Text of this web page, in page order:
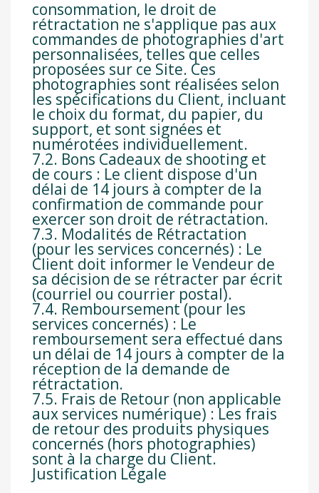
consommation, le droit de
rétractation ne s'applique pas aux
commandes de photographies d'art
personnalisées, telles que celles
proposées sur ce Site. Ces
photographies sont réalisées selon
les spécifications du Client, incluant
le choix du format, du papier, du
support, et sont signées et
numérotées individuellement.
7.2. Bons Cadeaux de shooting et
de cours : Le client dispose d'un
délai de 14 jours à compter de la
confirmation de commande pour
exercer son droit de rétractation.
7.3. Modalités de Rétractation
(pour les services concernés) : Le
Client doit informer le Vendeur de
sa décision de se rétracter par écrit
(courriel ou courrier postal).
7.4. Remboursement (pour les
services concernés) : Le
remboursement sera effectué dans
un délai de 14 jours à compter de la
réception de la demande de
rétractation.
7.5. Frais de Retour (non applicable
aux services numérique) : Les frais
de retour des produits physiques
concernés (hors photographies)
sont à la charge du Client.
Justification Légale